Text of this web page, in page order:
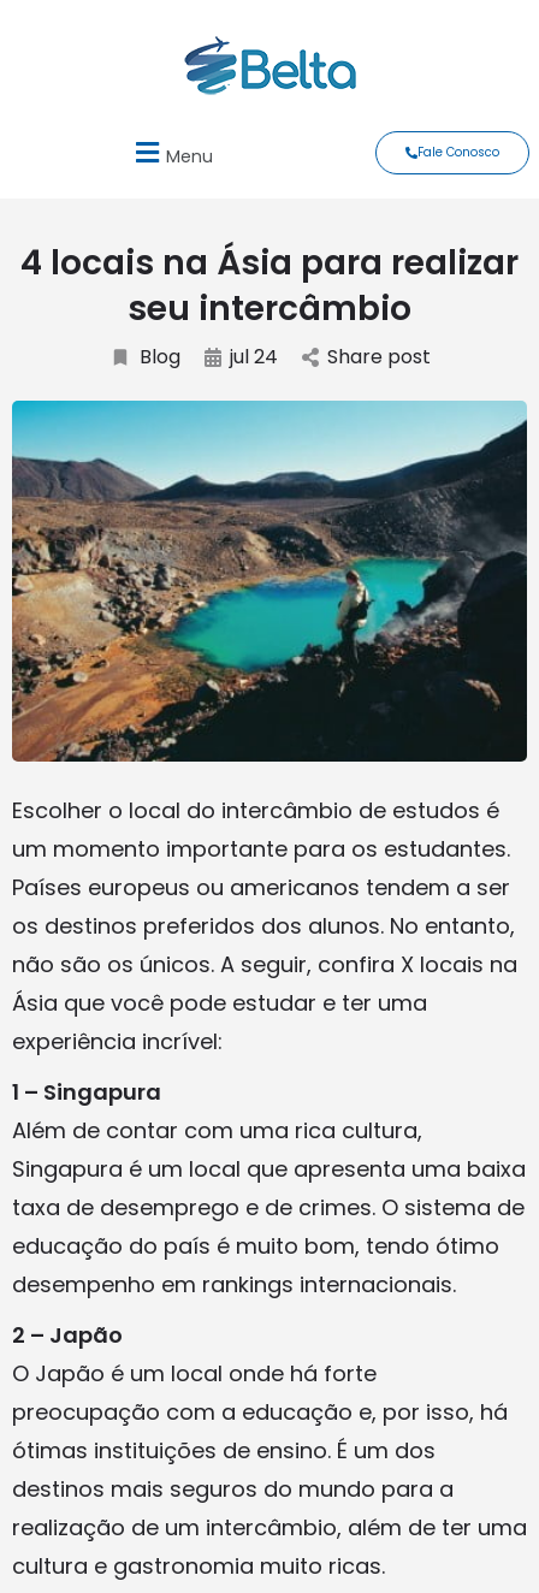
Menu Fale Conosco
4 locais na Ásia para realizar
seu intercâmbio
Blog jul 24 Share post
Escolher o local do intercâmbio de estudos é
um momento importante para os estudantes.
Países europeus ou americanos tendem a ser
os destinos preferidos dos alunos. No entanto,
não são os únicos. A seguir, confira X locais na
Ásia que você pode estudar e ter uma
experiência incrível:
1 – Singapura
Além de contar com uma rica cultura,
Singapura é um local que apresenta uma baixa
taxa de desemprego e de crimes. O sistema de
educação do país é muito bom, tendo ótimo
desempenho em rankings internacionais.
2 – Japão
O Japão é um local onde há forte
preocupação com a educação e, por isso, há
ótimas instituições de ensino. É um dos
destinos mais seguros do mundo para a
realização de um intercâmbio, além de ter uma
cultura e gastronomia muito ricas.